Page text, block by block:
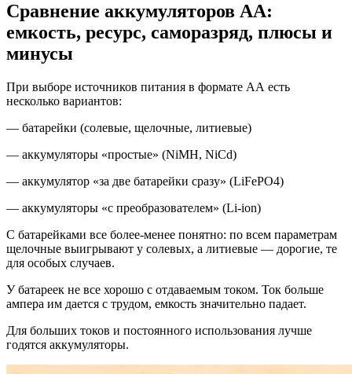
Сравнение аккумуляторов АА:
емкость, ресурс, саморазряд, плюсы и
минусы
При выборе источников питания в формате АА есть
несколько вариантов:
— батарейки (солевые, щелочные, литиевые)
— аккумуляторы «простые» (NiMH, NiCd)
— аккумулятор «за две батарейки сразу» (LiFePO4)
— аккумуляторы «с преобразователем» (Li-ion)
С батарейками все более-менее понятно: по всем параметрам
щелочные выигрывают у солевых, а литиевые — дорогие, те
для особых случаев.
У батареек не все хорошо с отдаваемым током. Ток больше
ампера им дается с трудом, емкость значительно падает.
Для больших токов и постоянного использования лучше
годятся аккумуляторы.